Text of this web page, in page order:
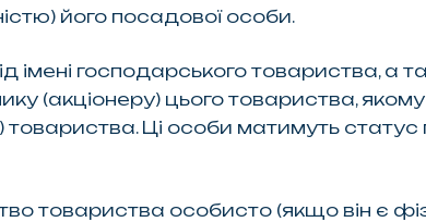
його посадової особи.
господарського товариства, а
(акціонеру) цього товариства,
товариства. Ці особи матимуть
товариства особисто (якщо він є